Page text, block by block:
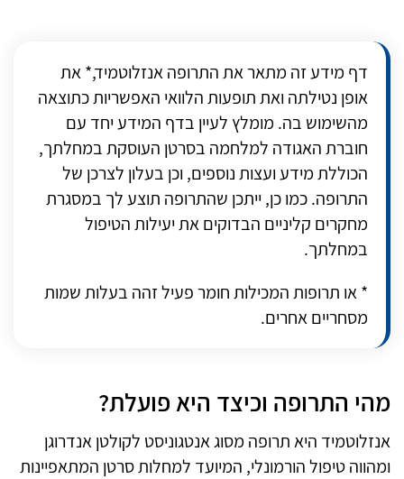
דף מידע זה מתאר את התרופה אנזלוטמיד,* את
אופן נטילתה ואת תופעות הלוואי האפשריות כתוצאה
מהשימוש בה. מומלץ לעיין בדף המידע יחד עם
חוברת האגודה למלחמה בסרטן העוסקת במחלתך,
הכוללת מידע ועצות נוספים, וכן בעלון לצרכן של
התרופה. כמו כן, ייתכן שהתרופה תוצע לך במסגרת
מחקרים קליניים הבדוקים את יעילות הטיפול
במחלתך.
* או תרופות המכילות חומר פעיל זהה בעלות שמות
מסחריים אחרים.
מהי התרופה וכיצד היא פועלת?
אנזלוטמיד היא תרופה מסוג אנטגוניסט לקולטן אנדרוגן
ומהווה טיפול הורמונלי, המיועד למחלות סרטן המתאפיינות